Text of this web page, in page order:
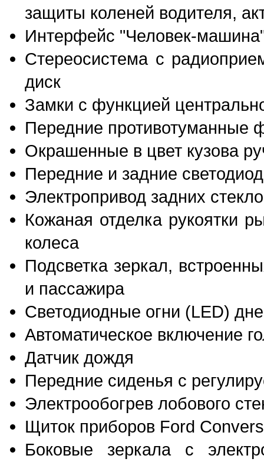
защиты коленей водителя,
Интерфейс "Человек-
Стереосистема с
диск
Замки с функцией
Передние противотуманные
Окрашенные в цвет кузова
Передние и задние
Электропривод задних
Кожаная отделка рукоятки
колеса
Подсветка зеркал,
и пассажира
Светодиодные огни (LED)
Автоматическое включение
Датчик дождя
Передние сиденья с
Электрообогрев лобового
Щиток приборов Ford
Боковые зеркала с